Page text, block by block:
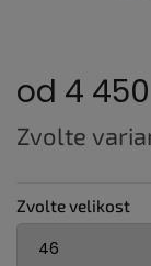
od 4
Měrná
cena:
Zvolte
Zvolte velikost